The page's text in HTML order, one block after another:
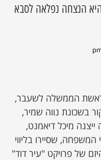
הנצחה נפלאה לסבא
הממשלה לשעבר,
בשכונת נווה שמיר,
מיכל דיאמנט,
שסיירו בליווי
של פרויקט "עיר דוד"